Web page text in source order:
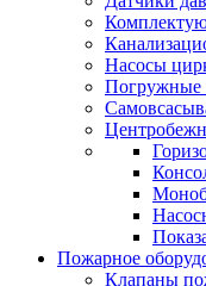
Насосы
Погружные
Пожарное
Клапаны